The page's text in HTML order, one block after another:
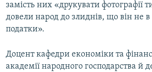
замість них «друкувати фотографії
довели народ до злиднів, що він не в
податки».
Доцент кафедри економіки та
академії народного господарства й